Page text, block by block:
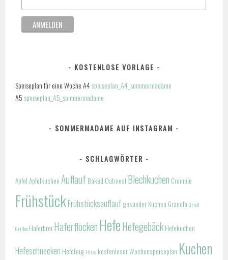
KOSTENLOSE VORLAGE
Speiseplan für eine Woche A4speiseplan_A4_sommermadame
A5 speiseplan_A5_sommermadame
SOMMERMADAME AUF INSTAGRAM
SCHLAGWÖRTER
Apfel Apfelkuchen Auflauf Baked Oatmeal Blechkuchen Crumble
FrühstückFrühstücksauflauf gesunder Kuchen Granola Grieß
Grillen Haferbrei Haferflocken HefeHefegebäck Hefekuchen
Hefeschnecken Hefeteig Hirse kostenloser Wochenspeiseplan Kuchen